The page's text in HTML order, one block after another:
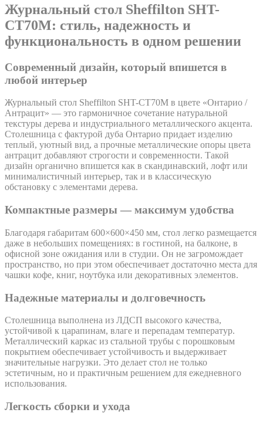
Журнальный стол Sheffilton SHT-
CT70M: стиль, надежность и
функциональность в одном решении
Современный дизайн, который впишется в
любой интерьер
Журнальный стол Sheffilton SHT-CT70M в цвете «Онтарио /
Антрацит» — это гармоничное сочетание натуральной
текстуры дерева и индустриального металлического акцента.
Столешница с фактурой дуба Онтарио придает изделию
теплый, уютный вид, а прочные металлические опоры цвета
антрацит добавляют строгости и современности. Такой
дизайн органично впишется как в скандинавский, лофт или
минималистичный интерьер, так и в классическую
обстановку с элементами дерева.
Компактные размеры — максимум удобства
Благодаря габаритам 600×600×450 мм, стол легко размещается
даже в небольших помещениях: в гостиной, на балконе, в
офисной зоне ожидания или в студии. Он не загромождает
пространство, но при этом обеспечивает достаточно места для
чашки кофе, книг, ноутбука или декоративных элементов.
Надежные материалы и долговечность
Столешница выполнена из ЛДСП высокого качества,
устойчивой к царапинам, влаге и перепадам температур.
Металлический каркас из стальной трубы с порошковым
покрытием обеспечивает устойчивость и выдерживает
значительные нагрузки. Это делает стол не только
эстетичным, но и практичным решением для ежедневного
использования.
Легкость сборки и ухода